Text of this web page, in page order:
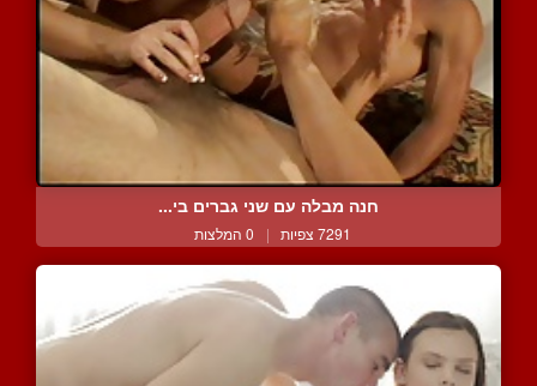
חנה מבלה עם שני גברים בי...
7291 צפיות | 0 המלצות